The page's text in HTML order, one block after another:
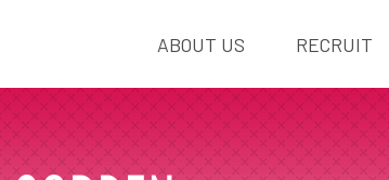
ABOUT US RECRUIT